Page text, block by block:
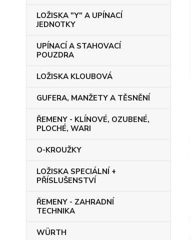
LOŽISKA "Y" A UPÍNACÍ
JEDNOTKY
UPÍNACÍ A STAHOVACÍ
POUZDRA
LOŽISKA KLOUBOVÁ
GUFERA, MANŽETY A TĚSNĚNÍ
ŘEMENY - KLÍNOVÉ, OZUBENÉ,
PLOCHÉ, WARI
O-KROUŽKY
LOŽISKA SPECIÁLNÍ +
PŘÍSLUŠENSTVÍ
ŘEMENY - ZAHRADNÍ
TECHNIKA
WÜRTH